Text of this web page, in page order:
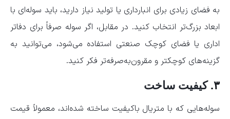
به فضای زیادی برای انبارداری یا تولید نیاز دارید، باید سوله‌ای با
ابعاد بزرگ‌تر انتخاب کنید. در مقابل، اگر سوله صرفاً برای دفاتر
اداری یا فضای کوچک صنعتی استفاده می‌شود، می‌توانید به
گزینه‌های کوچکتر و مقرون‌به‌صرفه‌تر فکر کنید.
۳. کیفیت ساخت
سوله‌هایی که با متریال باکیفیت ساخته شده‌اند، معمولاً قیمت